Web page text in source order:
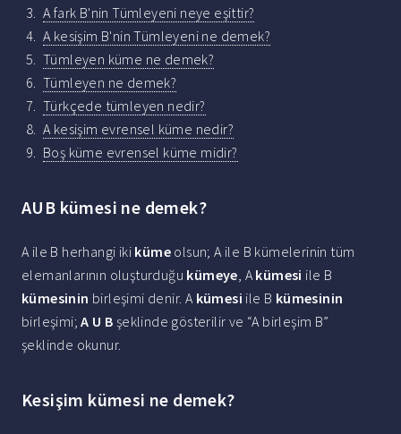
A fark B'nin Tümleyeni neye eşittir?
A kesişim B'nin Tümleyeni ne demek?
Tümleyen küme ne demek?
Tümleyen ne demek?
Türkçede tümleyen nedir?
A kesişim evrensel küme nedir?
Boş küme evrensel küme midir?
AUB kümesi ne demek?
A ile B herhangi iki küme olsun; A ile B kümelerinin tüm
elemanlarının oluşturduğu kümeye, Akümesi ile B
kümesinin birleşimi denir. A kümesi ile B kümesinin
birleşimi;A U B şeklinde gösterilir ve “A birleşim B”
şeklinde okunur.
Kesişim kümesi ne demek?